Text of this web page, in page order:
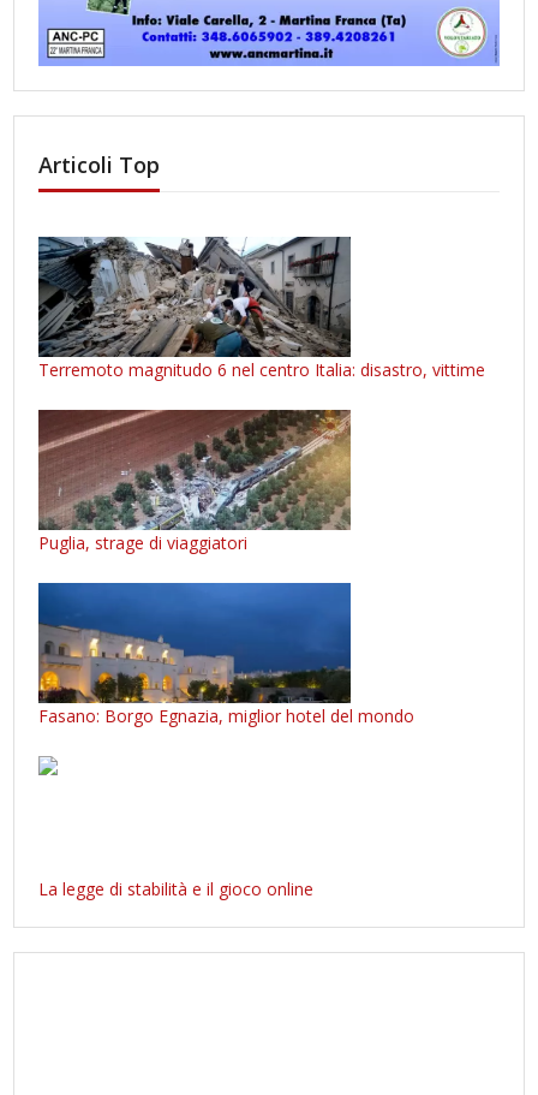
Articoli Top
Terremoto magnitudo 6 nel centro Italia: disastro, vittime
Puglia, strage di viaggiatori
Fasano: Borgo Egnazia, miglior hotel del mondo
La legge di stabilità e il gioco online